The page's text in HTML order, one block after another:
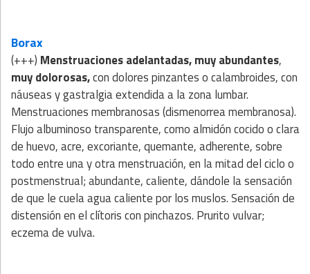
Borax
(+++) Menstruaciones adelantadas, muy abundantes,
muy dolorosas,con dolores pinzantes o calambroides, con
náuseas y gastralgia extendida a la zona lumbar.
Menstruaciones membranosas (dismenorrea membranosa).
Flujo albuminoso transparente, como almidón cocido o clara
de huevo, acre, excoriante, quemante, adherente, sobre
todo entre una y otra menstruación, en la mitad del ciclo o
postmenstrual; abundante, caliente, dándole la sensación
de que le cuela agua caliente por los muslos. Sensación de
distensión en el clítoris con pinchazos. Prurito vulvar;
eczema de vulva.